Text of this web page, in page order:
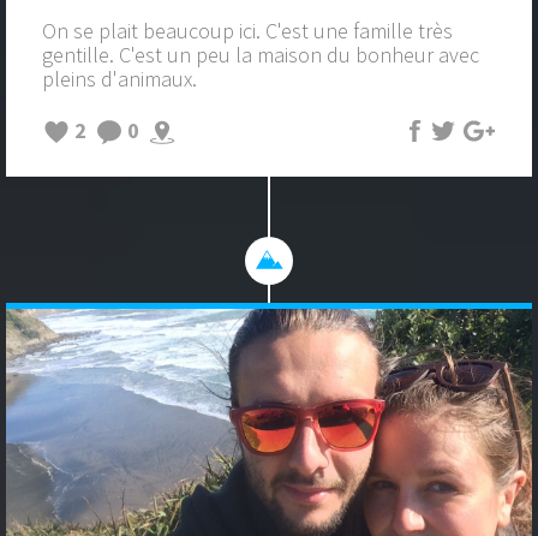
On se plait beaucoup ici. C'est une famille très
gentille. C'est un peu la maison du bonheur avec
pleins d'animaux.
2
0